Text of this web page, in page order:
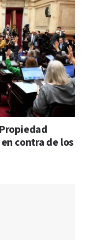
contra de los